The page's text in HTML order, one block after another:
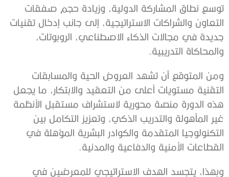
توسع نطاق المشاركة الدولية، وزيادة حجم صفقات
التعاون والشراكات الاستراتيجية، إلى جانب إدخال تقنيات
جديدة في مجالات الذكاء الاصطناعي، الروبوتات،
والمحاكاة التدريبية.
ومن المتوقع أن تشهد العروض الحية والمسابقات
التقنية مستويات أعلى من التعقيد والابتكار، ما يجعل
هذه الدورة منصة محورية لاستشراف مستقبل الأنظمة
غير المأهولة والتدريب الذكي، وتعزيز التكامل بين
التكنولوجيا المتقدمة والكوادر البشرية المؤهلة في
القطاعات الأمنية والدفاعية والمدنية.
وبهذا، يتجسد الهدف الاستراتيجي للمعرضين في